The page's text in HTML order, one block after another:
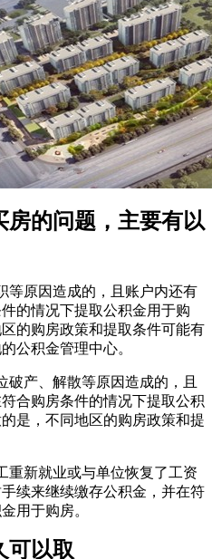
房的问题，主要有以
等原因造成的，且账户内还有
的情况下提取公积金用于购
的购房政策和提取条件可能有
公积金管理中心。
破产、解散等原因造成的，且
合购房条件的情况下提取公积
是，不同地区的购房政策和提
重新就业或与单位恢复了工资
续来继续缴存公积金，并在符
用于购房。
可以取